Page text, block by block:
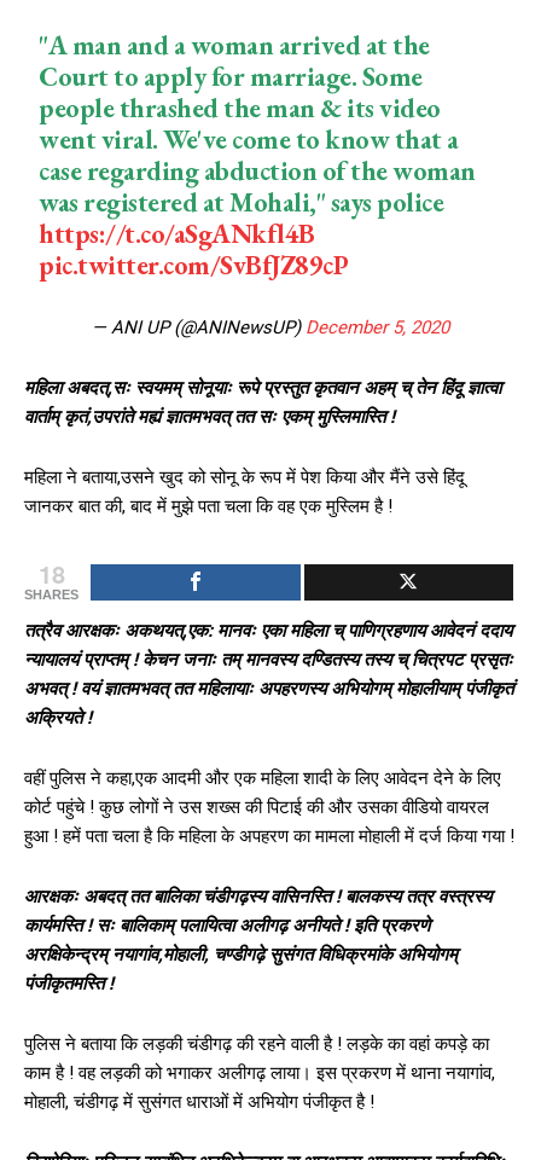
"A man and a woman arrived at the
Court to apply for marriage. Some
people thrashed the man & its video
went viral. We've come to know that a
case regarding abduction of the woman
was registered at Mohali," says police
https://t.co/aSgANkfl4B
pic.twitter.com/SvBfJZ89cP
— ANI UP (@ANINewsUP) December 5, 2020
महिला अबदत्,सः स्वयमम् सोनूयाः रूपे प्रस्तुत कृतवान अहम् च् तेन हिंदू ज्ञात्वा
वार्ताम् कृतं,उपरांते मह्यं ज्ञातमभवत् तत सः एकम् मुस्लिमास्ति !
महिला ने बताया,उसने खुद को सोनू के रूप में पेश किया और मैंने उसे हिंदू
जानकर बात की, बाद में मुझे पता चला कि वह एक मुस्लिम है !
18
SHARES
तत्रैव आरक्षकः अकथयत्,एक: मानवः एका महिला च् पाणिग्रहणाय आवेदनं ददाय
न्यायालयं प्राप्तम् ! केचन जनाः तम् मानवस्य दण्डितस्य तस्य च् चित्रपट प्रसृतः
अभवत् ! वयं ज्ञातमभवत् तत महिलायाः अपहरणस्य अभियोगम् मोहालीयाम् पंजीकृतं
अक्रियते !
वहीं पुलिस ने कहा,एक आदमी और एक महिला शादी के लिए आवेदन देने के लिए
कोर्ट पहुंचे ! कुछ लोगों ने उस शख्स की पिटाई की और उसका वीडियो वायरल
हुआ ! हमें पता चला है कि महिला के अपहरण का मामला मोहाली में दर्ज किया गया !
आरक्षकः अबदत् तत बालिका चंडीगढ़स्य वासिनस्ति ! बालकस्य तत्र वस्त्रस्य
कार्यमस्ति ! सः बालिकाम् पलायित्वा अलीगढ़ अनीयते ! इति प्रकरणे
अरक्षिकेन्द्रम् नयागांव,मोहाली, चण्डीगढ़े सुसंगत विधिक्रमांके अभियोगम्
पंजीकृतमस्ति !
पुलिस ने बताया कि लड़की चंडीगढ़ की रहने वाली है ! लड़के का वहां कपड़े का
काम है ! वह लड़की को भगाकर अलीगढ़ लाया। इस प्रकरण में थाना नयागांव,
मोहाली, चंडीगढ़ में सुसंगत धाराओं में अभियोग पंजीकृत है !